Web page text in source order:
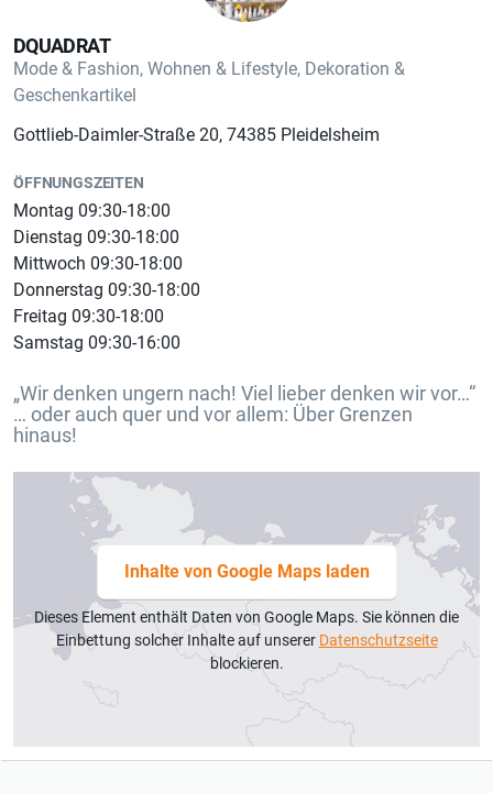
Vorteil Krüger Collection
*hochwertiges Design
*hochwertige Verarbeitung
DQUADRAT
Mode & Fashion, Wohnen & Lifestyle, Dekoration &
Geschenkartikel
Gottlieb-Daimler-Straße 20, 74385 Pleidelsheim
ÖFFNUNGSZEITEN
Montag 09:30-18:00
Dienstag 09:30-18:00
Mittwoch 09:30-18:00
Donnerstag 09:30-18:00
Freitag 09:30-18:00
Samstag 09:30-16:00
„Wir denken ungern nach! Viel lieber denken wir vor…“
… oder auch quer und vor allem: Über Grenzen
hinaus!
Inhalte von Google Maps laden
Dieses Element enthält Daten von Google Maps. Sie können die
Einbettung solcher Inhalte auf unserer Datenschutzseite
blockieren.